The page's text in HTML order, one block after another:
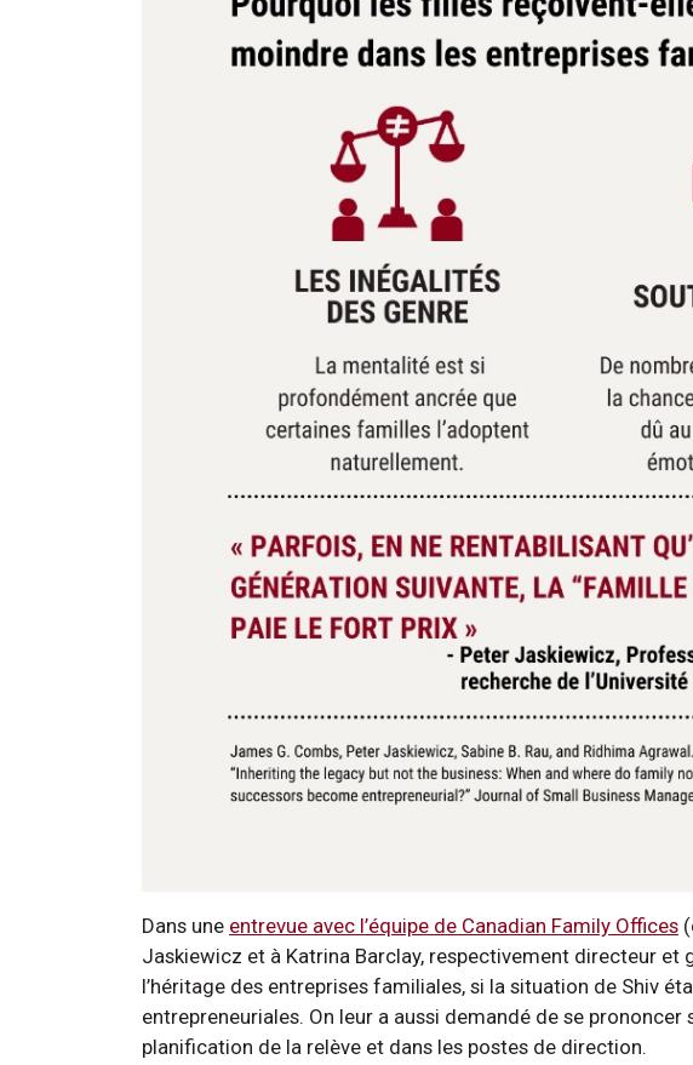
Dans une entrevue avec l’équipe de Canadian Family Offices
Jaskiewicz et à Katrina Barclay, respectivement directeur et
l’héritage des entreprises familiales, si la situation de Shiv
entrepreneuriales. On leur a aussi demandé de se
planification de la relève et dans les postes de direction.